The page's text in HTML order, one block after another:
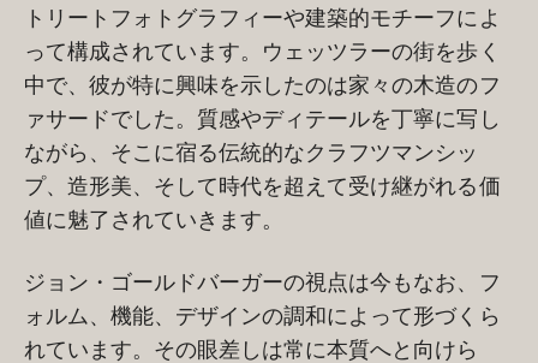
トリートフォトグラフィーや建築的モチーフによ
って構成されています。ウェッツラーの街を歩く
中で、彼が特に興味を示したのは家々の木造のフ
ァサードでした。質感やディテールを丁寧に写し
ながら、そこに宿る伝統的なクラフツマンシッ
プ、造形美、そして時代を超えて受け継がれる価
値に魅了されていきます。
ジョン・ゴールドバーガーの視点は今もなお、フ
ォルム、機能、デザインの調和によって形づくら
れています。その眼差しは常に本質へと向けら